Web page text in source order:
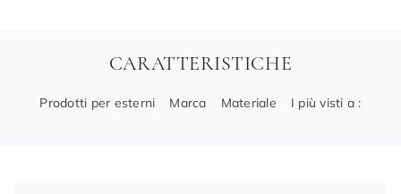
CARATTERISTICHE
Prodotti per esterni Marca Materiale I più visti a :